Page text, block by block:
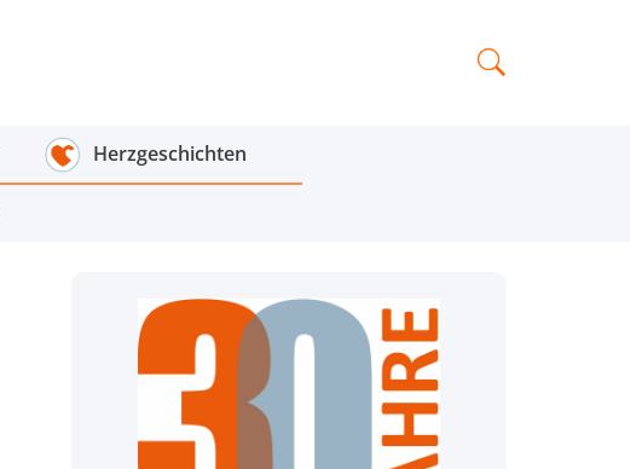
Herzgeschichten